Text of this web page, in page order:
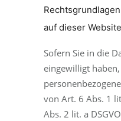
auf dieser Website
Sofern Sie in die
eingewilligt
von Art. 6 Abs. 1
Abs. 2 lit. a